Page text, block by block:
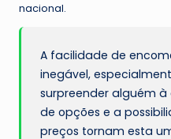
nacional.
A facilidade de
inegável,
surpreender alguém
de opções e a
preços tornam esta